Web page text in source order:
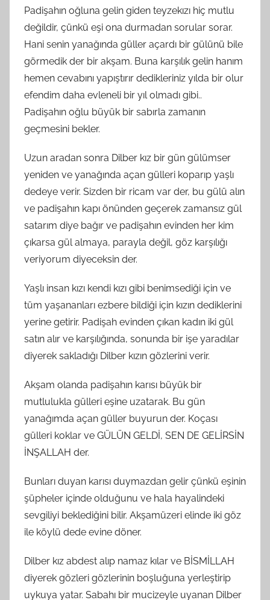
Padişahın oğluna gelin giden teyzekızı hiç mutlu
değildir, çünkü eşi ona durmadan sorular sorar.
Hani senin yanağında güller açardı bir gülünü bile
görmedik der bir akşam. Buna karşılık gelin hanım
hemen cevabını yapıştırır dedikleriniz yılda bir olur
efendim daha evleneli bir yıl olmadı gibi..
Padişahın oğlu büyük bir sabırla zamanın
geçmesini bekler.
Uzun aradan sonra Dilber kız bir gün gülümser
yeniden ve yanağında açan gülleri koparıp yaşlı
dedeye verir. Sizden bir ricam var der, bu gülü alın
ve padişahın kapı önünden geçerek zamansız gül
satarım diye bağır ve padişahın evinden her kim
çıkarsa gül almaya, parayla değil, göz karşılığı
veriyorum diyeceksin der.
Yaşlı insan kızı kendi kızı gibi benimsediği için ve
tüm yaşananları ezbere bildiği için kızın dediklerini
yerine getirir. Padişah evinden çıkan kadın iki gül
satın alır ve karşılığında, sonunda bir işe yaradılar
diyerek sakladığı Dilber kızın gözlerini verir.
Akşam olanda padişahın karısı büyük bir
mutlulukla gülleri eşine uzatarak. Bu gün
yanağımda açan güller buyurun der. Koçası
gülleri koklar ve GÜLÜN GELDİ, SEN DE GELİRSİN
İNŞALLAH der.
Bunları duyan karısı duymazdan gelir çünkü eşinin
şüpheler içinde olduğunu ve hala hayalindeki
sevgiliyi beklediğini bilir. Akşamüzeri elinde iki göz
ile köylü dede evine döner.
Dilber kız abdest alıp namaz kılar ve BİSMİLLAH
diyerek gözleri gözlerinin boşluğuna yerleştirip
uykuya yatar. Sabahı bir mucizeyle uyanan Dilber